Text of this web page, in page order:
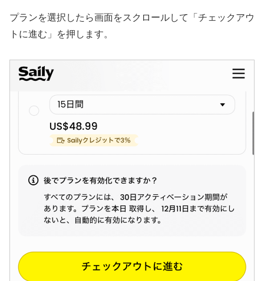
プランを選択したら画面をスクロールして「チェックアウ
トに進む」を押します。